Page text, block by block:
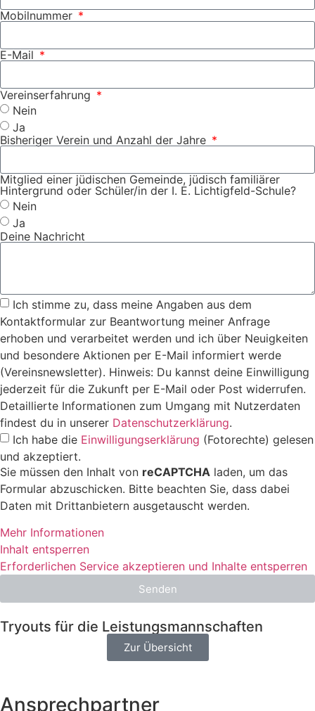
Mobilnummer
E-Mail
Vereinserfahrung
Nein
Ja
Bisheriger Verein und Anzahl der Jahre
Mitglied einer jüdischen Gemeinde, jüdisch familiärer
Hintergrund oder Schüler/in der I. E. Lichtigfeld-Schule?
Nein
Ja
Deine Nachricht
Ich stimme zu, dass meine Angaben aus dem
Kontaktformular zur Beantwortung meiner Anfrage
erhoben und verarbeitet werden und ich über Neuigkeiten
und besondere Aktionen per E-Mail informiert werde
(Vereinsnewsletter). Hinweis: Du kannst deine Einwilligung
jederzeit für die Zukunft per E-Mail oder Post widerrufen.
Detaillierte Informationen zum Umgang mit Nutzerdaten
findest du in unserer Datenschutzerklärung.
Ich habe die Einwilligungserklärung (Fotorechte) gelesen
und akzeptiert.
Sie müssen den Inhalt von reCAPTCHA laden, um das
Formular abzuschicken. Bitte beachten Sie, dass dabei
Daten mit Drittanbietern ausgetauscht werden.
Mehr Informationen
Inhalt entsperren
Erforderlichen Service akzeptieren und Inhalte entsperren
Senden
Tryouts für die Leistungsmannschaften
Zur Übersicht
Ansprechpartner